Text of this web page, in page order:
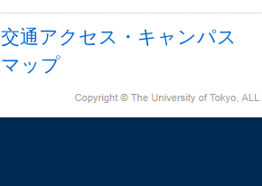
交通アクセス・キャンパス
マップ